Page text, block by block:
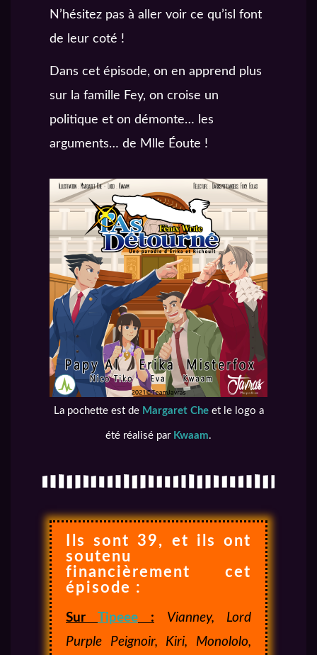
N’hésitez pas à aller voir ce qu’isl font
de leur coté !
Dans cet épisode, on en apprend plus
sur la famille Fey, on croise un
politique et on démonte… les
arguments… de Mlle Éoute !
La pochette est de Margaret Cheet le logo a
été réalisé par Kwaam.
Ils sont 39, et ils ont
soutenu
financièrement cet
épisode :
Sur Tipeee :
Vianney, Lord
Purple Peignoir, Kiri, Monololo,